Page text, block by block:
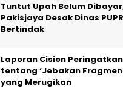
Tuntut Upah Belum
Pakisjaya Desak Dinas
Bertindak
Laporan Cision
tentang ‘Jebakan
yang Merugikan